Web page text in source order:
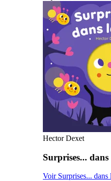
Hector Dexet
Surprises...
Voir Surprises... dans